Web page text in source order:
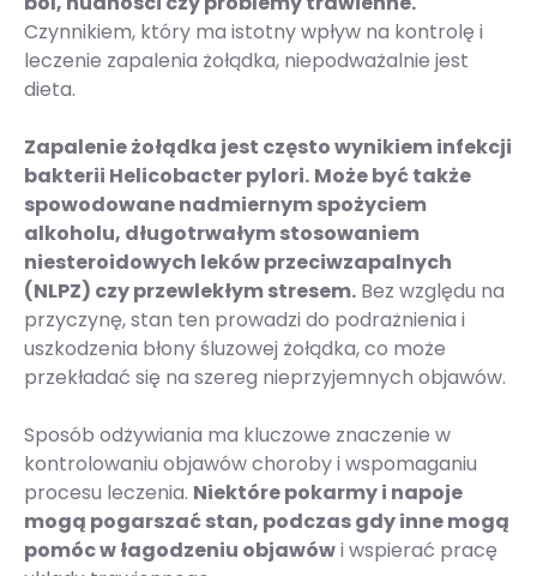
Czynnikiem, który ma istotny wpływ na kontrolę i
leczenie zapalenia żołądka, niepodważalnie jest
dieta.
Zapalenie żołądka jest często wynikiem infekcji
bakterii Helicobacter pylori. Może być także
spowodowane nadmiernym spożyciem
alkoholu, długotrwałym stosowaniem
niesteroidowych leków przeciwzapalnych
(NLPZ) czy przewlekłym stresem. Bez względu na
przyczynę, stan ten prowadzi do podrażnienia i
uszkodzenia błony śluzowej żołądka, co może
przekładać się na szereg nieprzyjemnych objawów.
Sposób odżywiania ma kluczowe znaczenie w
kontrolowaniu objawów choroby i wspomaganiu
procesu leczenia. Niektóre pokarmy i napoje
mogą pogarszać stan, podczas gdy inne mogą
pomóc w łagodzeniu objawówi wspierać pracę